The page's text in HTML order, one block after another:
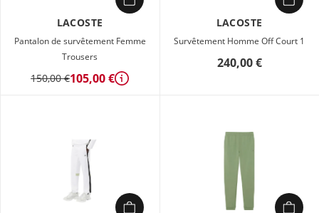
LACOSTE
Pantalon de survêtement Femme
Trousers
150,00 €105,00 € Détails
LACOSTE
Survêtement Homme Off Court 1
240,00 €